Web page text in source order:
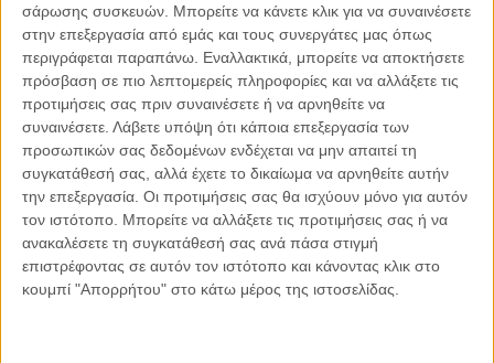
σάρωσης συσκευών. Μπορείτε να κάνετε κλικ για να συναινέσετε
στην επεξεργασία από εμάς και τους συνεργάτες μας όπως
περιγράφεται παραπάνω. Εναλλακτικά, μπορείτε να αποκτήσετε
πρόσβαση σε πιο λεπτομερείς πληροφορίες και να αλλάξετε τις
προτιμήσεις σας πριν συναινέσετε ή να αρνηθείτε να
συναινέσετε. Λάβετε υπόψη ότι κάποια επεξεργασία των
προσωπικών σας δεδομένων ενδέχεται να μην απαιτεί τη
συγκατάθεσή σας, αλλά έχετε το δικαίωμα να αρνηθείτε αυτήν
την επεξεργασία. Οι προτιμήσεις σας θα ισχύουν μόνο για αυτόν
τον ιστότοπο. Μπορείτε να αλλάξετε τις προτιμήσεις σας ή να
ανακαλέσετε τη συγκατάθεσή σας ανά πάσα στιγμή
επιστρέφοντας σε αυτόν τον ιστότοπο και κάνοντας κλικ στο
κουμπί "Απορρήτου" στο κάτω μέρος της ιστοσελίδας.
08.04.2021, 8:05
ΕΛΛΆΔΑ, ΤΟ ΘΈΜΑ ΤΗΣ ΗΜΈΡΑΣ
Παπαδημούλης: Φταίει μόνο η πανδημία ή και η
κυβέρνηση;